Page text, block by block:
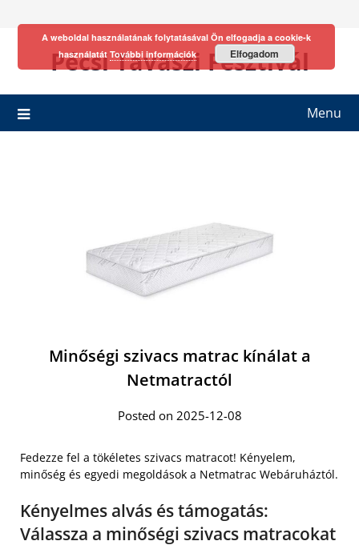
Pécsi Tavaszi Fesztivál
Menu
Minőségi szivacs matrac kínálat a
Netmatractól
Posted on 2025-12-08
Fedezze fel a tökéletes szivacs matracot! Kényelem,
minőség és egyedi megoldások a Netmatrac Webáruháztól.
Kényelmes alvás és támogatás:
Válassza a minőségi szivacs matracokat
A weboldal használatának folytatásával Ön elfogadja a cookie-k
használatát További információk Elfogadom